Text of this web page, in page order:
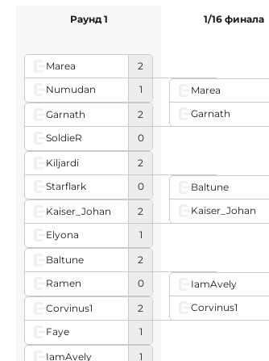
Marea
2
Numudan
1
Garnath
2
SoldieR
0
Kiljardi
2
Starflark
0
Kaiser_Johan
2
Elyona
1
Baltune
2
Ramen
0
Corvinus1
2
Faye
1
IamAvely
1
Раунд 1
Marea
Garnath
Baltune
Kaiser_Johan
IamAvely
Corvinus1
1/16 финала